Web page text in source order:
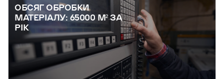
ОБСЯГ ОБРОБКИ
МАТЕРІАЛУ: 65000 М² ЗА
РІК